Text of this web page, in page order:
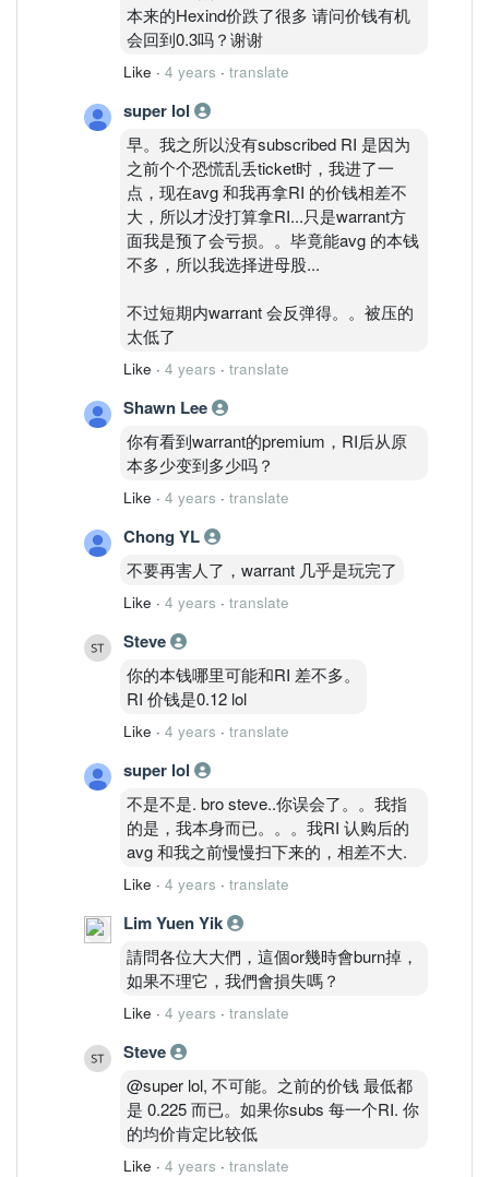
本来的Hexind价跌了很多 请问价钱有机
会回到0.3吗？谢谢
Like · 4 years · translate
super lol
早。我之所以没有subscribed RI 是因为
之前个个恐慌乱丢ticket时，我进了一
点，现在avg 和我再拿RI 的价钱相差不
大，所以才没打算拿RI...只是warrant方
面我是预了会亏损。。毕竟能avg 的本钱
不多，所以我选择进母股...
不过短期内warrant 会反弹得。。被压的
太低了
Like · 4 years · translate
Shawn Lee
你有看到warrant的premium，RI后从原
本多少变到多少吗？
Like · 4 years · translate
Chong YL
不要再害人了，warrant 几乎是玩完了
Like · 4 years · translate
Steve
你的本钱哪里可能和RI 差不多。
RI 价钱是0.12 lol
Like · 4 years · translate
super lol
不是不是. bro steve..你误会了。。我指
的是，我本身而已。。。我RI 认购后的
avg 和我之前慢慢扫下来的，相差不大.
Like · 4 years · translate
Lim Yuen Yik
請問各位大大們，這個or幾時會burn掉，
如果不理它，我們會損失嗎？
Like · 4 years · translate
Steve
@super lol, 不可能。之前的价钱 最低都
是 0.225 而已。如果你subs 每一个RI. 你
的均价肯定比较低
Like · 4 years · translate